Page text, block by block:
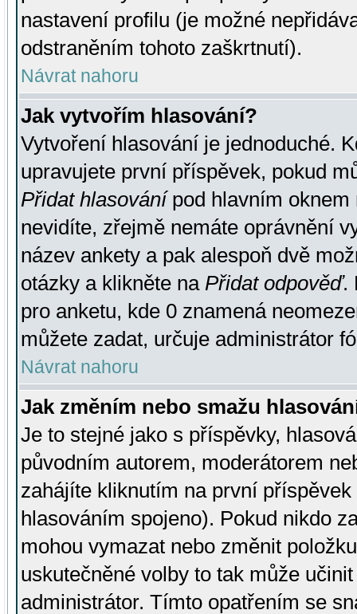
nastavení profilu (je možné
odstraněním tohoto zaškrtnutí).
Návrat nahoru
Jak vytvořím hlasování?
Vytvoření hlasování je jednoduché.
upravujete první příspěvek, pokud
Přidat hlasovánípod hlavním oknem
nevidíte, zřejmě nemáte oprávnění
název ankety a pak alespoň dvě
otázky a klikněte na Přidat odpověď.
pro anketu, kde 0 znamená
můžete zadat, určuje administrátor
Návrat nahoru
Jak změním nebo smažu
Je to stejné jako s příspěvky,
původním autorem, moderátorem
zahájíte kliknutím na první
hlasováním spojeno). Pokud nikdo
mohou vymazat nebo změnit
uskutečněné volby to tak může
administrátor. Tímto opatřením se